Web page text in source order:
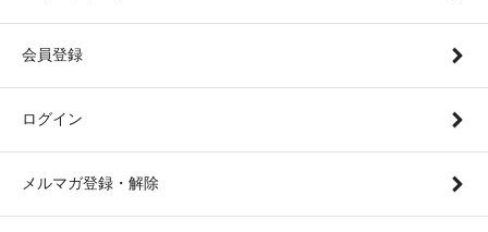
会員登録
ログイン
メルマガ登録・解除